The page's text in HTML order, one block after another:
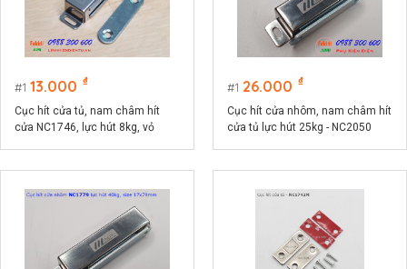
1 13.000 ₫
Cục hít cửa tủ, nam châm hít
cửa NC1746, lực hút 8kg, vỏ
1 26.000 ₫
Cục hít cửa nhôm, nam châm hít
cửa tủ lực hút 25kg - NC2050